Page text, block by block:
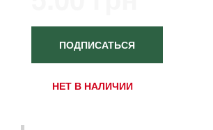
ПОДПИСАТЬСЯ
НЕТ В НАЛИЧИИ